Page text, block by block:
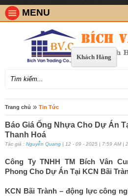
MENU
Khách Hàng
Trang chủ » Tin Tức
Báo Giá Ống Nhựa Cho Dự Án
Thanh Hoá
Tác giả : Nguyễn Quang | 12 - 09 - 2025 | 7:59 AM |
Công Ty TNHH TM Bích Vân
Phong Cho Dự Án Tại KCN Bãi
KCN Bãi Trành – động lực công